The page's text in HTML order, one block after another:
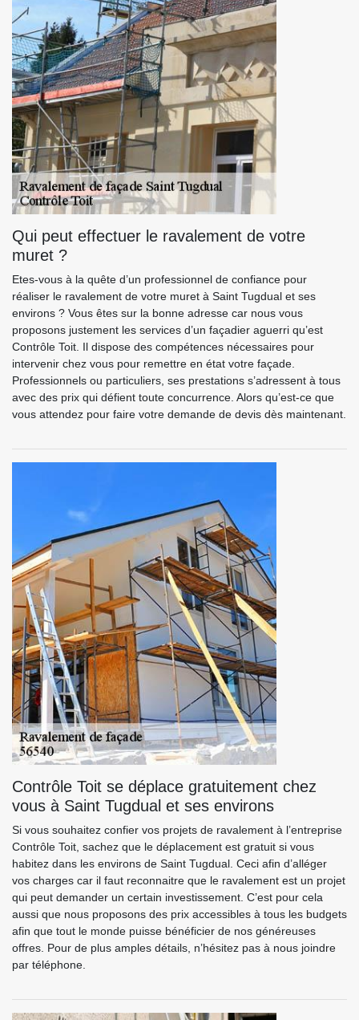
Qui peut effectuer le ravalement de votre
muret ?
Etes-vous à la quête d’un professionnel de confiance pour
réaliser le ravalement de votre muret à Saint Tugdual et ses
environs ? Vous êtes sur la bonne adresse car nous vous
proposons justement les services d’un façadier aguerri qu’est
Contrôle Toit. Il dispose des compétences nécessaires pour
intervenir chez vous pour remettre en état votre façade.
Professionnels ou particuliers, ses prestations s’adressent à tous
avec des prix qui défient toute concurrence. Alors qu’est-ce que
vous attendez pour faire votre demande de devis dès maintenant.
Contrôle Toit se déplace gratuitement chez
vous à Saint Tugdual et ses environs
Si vous souhaitez confier vos projets de ravalement à l’entreprise
Contrôle Toit, sachez que le déplacement est gratuit si vous
habitez dans les environs de Saint Tugdual. Ceci afin d’alléger
vos charges car il faut reconnaitre que le ravalement est un projet
qui peut demander un certain investissement. C’est pour cela
aussi que nous proposons des prix accessibles à tous les budgets
afin que tout le monde puisse bénéficier de nos généreuses
offres. Pour de plus amples détails, n’hésitez pas à nous joindre
par téléphone.